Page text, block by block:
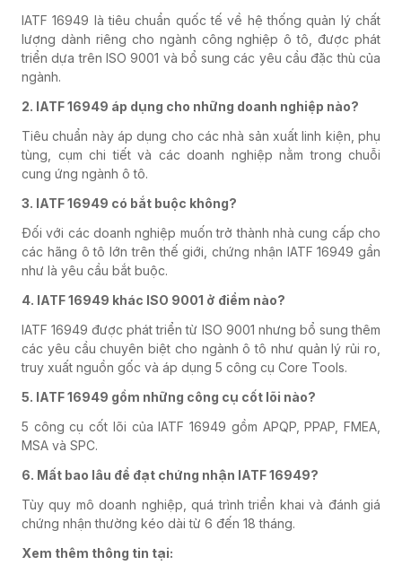
IATF 16949 là tiêu chuẩn quốc tế về hệ thống quản lý chất
lượng dành riêng cho ngành công nghiệp ô tô, được phát
triển dựa trên ISO 9001 và bổ sung các yêu cầu đặc thù của
ngành.
2. IATF 16949 áp dụng cho những doanh nghiệp nào?
Tiêu chuẩn này áp dụng cho các nhà sản xuất linh kiện, phụ
tùng, cụm chi tiết và các doanh nghiệp nằm trong chuỗi
cung ứng ngành ô tô.
3. IATF 16949 có bắt buộc không?
Đối với các doanh nghiệp muốn trở thành nhà cung cấp cho
các hãng ô tô lớn trên thế giới, chứng nhận IATF 16949 gần
như là yêu cầu bắt buộc.
4. IATF 16949 khác ISO 9001 ở điểm nào?
IATF 16949 được phát triển từ ISO 9001 nhưng bổ sung thêm
các yêu cầu chuyên biệt cho ngành ô tô như quản lý rủi ro,
truy xuất nguồn gốc và áp dụng 5 công cụ Core Tools.
5. IATF 16949 gồm những công cụ cốt lõi nào?
5 công cụ cốt lõi của IATF 16949 gồm APQP, PPAP, FMEA,
MSA và SPC.
6. Mất bao lâu để đạt chứng nhận IATF 16949?
Tùy quy mô doanh nghiệp, quá trình triển khai và đánh giá
chứng nhận thường kéo dài từ 6 đến 18 tháng.
Xem thêm thông tin tại: